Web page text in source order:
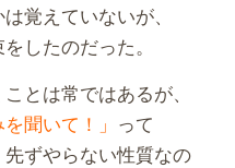
覚えていないが、
したのだった。
とは常ではあるが、
を聞いて！」 って
ずやらない性質なの